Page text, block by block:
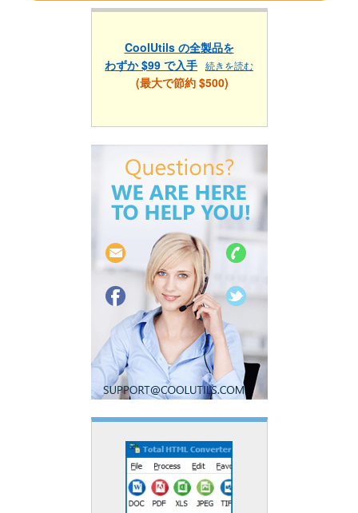
CoolUtils の全製品を
わずか $99 で入手 続きを読む
(最大で節約 $500)